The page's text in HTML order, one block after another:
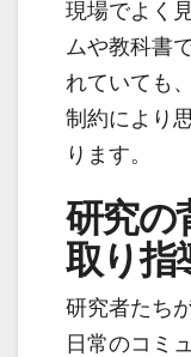
現場でよく
ムや教科書
れていても
制約により
ります。
研究の
取り指
研究者たち
日常のコミ